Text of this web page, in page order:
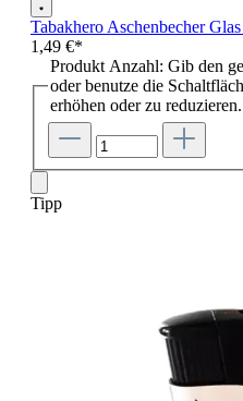
Tabakhero Aschenbecher
1,49 €*
Produkt Anzahl: Gib den
oder benutze die
erhöhen oder zu reduzieren.
Tipp